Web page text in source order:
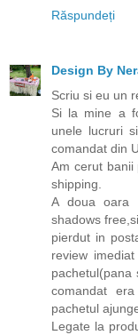
Răspundeți
Design By
Scriu si eu un
Si la mine a
unele lucruri
comandat din
Am cerut banii
shipping.
A doua oara
shadows
pierdut in
review
pachetul(pana
comandat
pachetul
Legate la